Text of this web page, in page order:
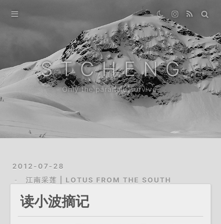
Home
DestinationS T C H E N G
Only the paranoid survive.
2012-07-28
江南采莲 | LOTUS FROM THE SOUTH
读小波摘记